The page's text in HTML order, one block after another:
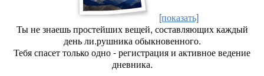
[показать]
Ты не знаешь простейших вещей, составляющих каждый
день ли.рушника обыкновенного.
Тебя спасет только одно - регистрация и активное ведение
дневника.